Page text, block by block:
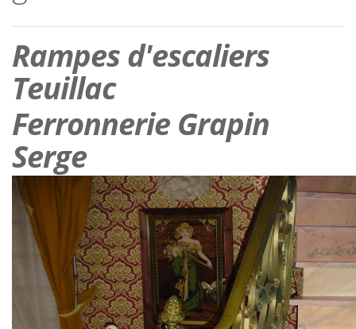
Rampes d'escaliers
Teuillac
Ferronnerie Grapin
Serge